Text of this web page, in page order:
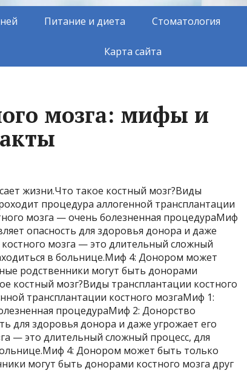
Питание и диета Стоматология
Карта сайта
мозга: мифы и
жизни.Что такое костный мозг?Виды
процедура аллогенной трансплантации
мозга — очень болезненная процедураМиф
опасность для здоровья донора и даже
мозга — это длительный сложный
в больнице.Миф 4: Донором может
родственники могут быть донорами
костный мозг?Виды трансплантации костного
трансплантации костного мозгаМиф 1:
процедураМиф 2: Донорство
для здоровья донора и даже угрожает его
— это длительный сложный процесс, для
4: Донором может быть только
могут быть донорами костного мозга друг